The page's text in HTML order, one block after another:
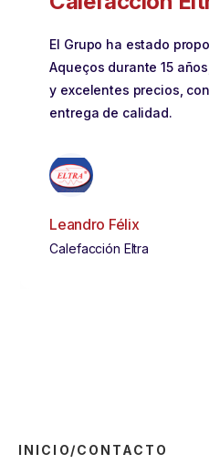
El Grupo ha estado
Aqueços durante 15
y excelentes precios,
entrega de calidad.
Leandro Félix
Calefacción Eltra
INICIO/CONTACTO